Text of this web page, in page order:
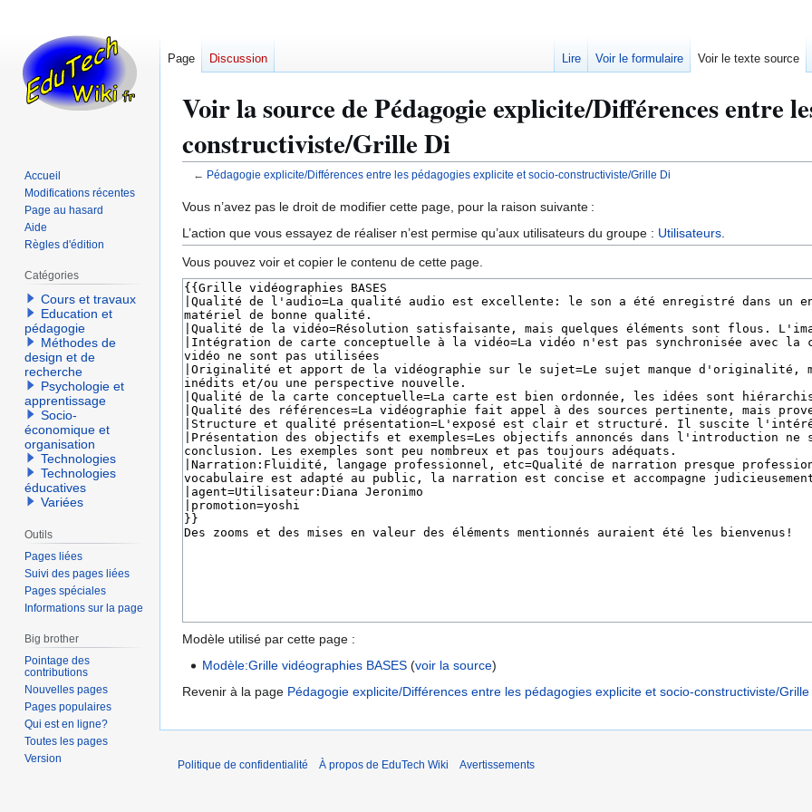
Voir la source de Pédagogie explicite/Différences entre
constructiviste/Grille Di
← Pédagogie explicite/Différences entre les pédagogies explicite et socio-constructiviste/Grille Di
Aller
à
la
navigation
Aller
à
la
recherche
Vous n’avez pas le droit de modifier cette page, pour la raison suivante :
L’action que vous essayez de réaliser n’est permise qu’aux utilisateurs du groupe : Utilisateurs
Vous pouvez voir et copier le contenu de cette page.
Modèle utilisé par cette page :
Modèle:Grille vidéographies BASES (voir la source)
Revenir à la page Pédagogie explicite/Différences entre les pédagogies explicite et socio-constructiviste/Grille
Page Discussion Lire Voir le formulaire Voir le texte source
Accueil
Modifications récentes
Page au hasard
Aide
Règles d'édition
Catégories
Cours et travaux
Education et
pédagogie
Méthodes de
design et de
recherche
Psychologie et
apprentissage
Socio-
économique et
organisation
Technologies
Technologies
éducatives
Variées
Outils
Pages liées
Suivi des pages liées
Pages spéciales
Informations sur la page
Big brother
Pointage des
contributions
Nouvelles pages
Pages populaires
Qui est en ligne?
Toutes les pages
Version
Politique de confidentialité À propos de EduTech Wiki Avertissements